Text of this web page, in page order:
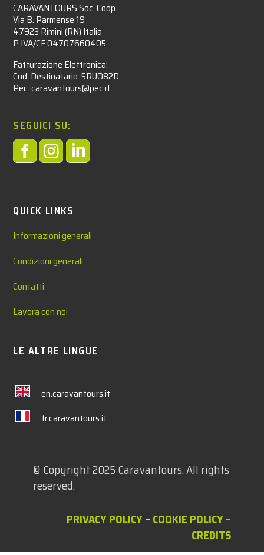
CARAVANTOURS Soc. Coop.
Via B. Parmense 19
47923 Rimini (RN) Italia
P.IVA/CF 04707660405
Fatturazione Elettronica:
Cod. Destinatario: 5RUO82D
Pec: caravantours@pec.it
SEGUICI SU:

QUICK LINKS
Informazioni generali
Condizioni generali
Contatti
Lavora con noi
LE ALTRE LINGUE
en.caravantours.it
fr.caravantours.it
© Copyright 2025 Caravantours. All rights
reserved.
PRIVACY POLICY– COOKIE POLICY–
CREDITS